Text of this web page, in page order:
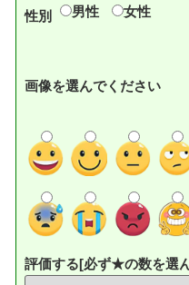
性別 男性 女性
画像を選んでください
評価する[必ず★の数を選